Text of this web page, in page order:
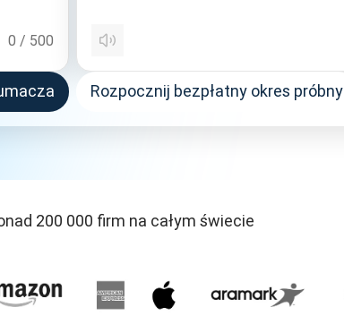
0 / 500
Rozpocznij bezpłatny okres próbny
200 000 firm na całym świecie